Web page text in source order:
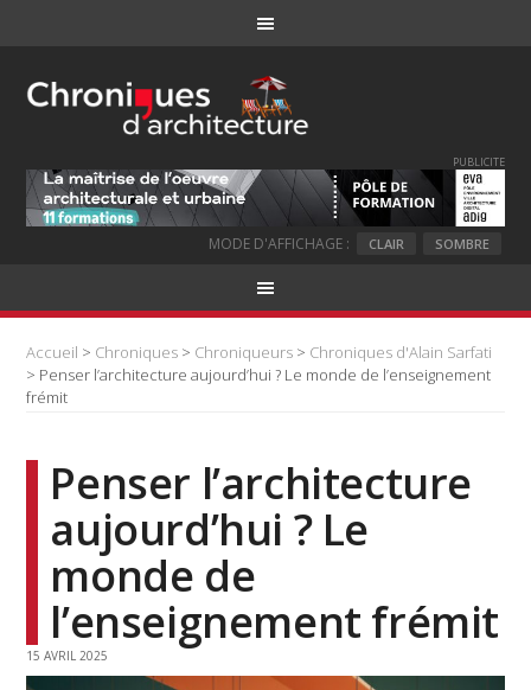
PUBLICITE
MODE D'AFFICHAGE : CLAIR SOMBRE
Accueil > Chroniques > Chroniqueurs > Chroniques d'Alain Sarfati
> Penser l’architecture aujourd’hui ? Le monde de l’enseignement
frémit
Penser l’architecture
aujourd’hui ? Le
monde de
l’enseignement frémit
15 AVRIL 2025